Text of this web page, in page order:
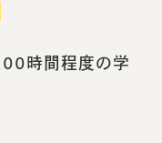
時間程度の学